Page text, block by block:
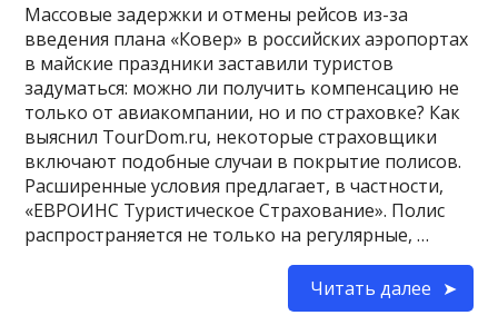
Массовые задержки и отмены рейсов из-за
введения плана «Ковер» в российских аэропортах
в майские праздники заставили туристов
задуматься: можно ли получить компенсацию не
только от авиакомпании, но и по страховке? Как
выяснил TourDom.ru, некоторые страховщики
включают подобные случаи в покрытие полисов.
Расширенные условия предлагает, в частности,
«ЕВРОИНС Туристическое Страхование». Полис
распространяется не только на регулярные, …
Читать далее